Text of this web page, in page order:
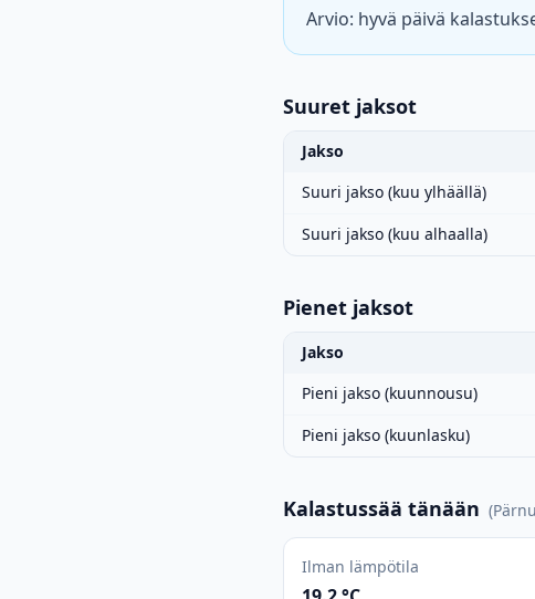
Arvio: hyvä päivä
Suuret jaksot
Jakso
Suuri jakso (kuu ylhäällä)
Suuri jakso (kuu alhaalla)
Pienet jaksot
Jakso
Pieni jakso (kuunnousu)
Pieni jakso (kuunlasku)
Kalastussää tänään (Pärnu
Ilman lämpötila